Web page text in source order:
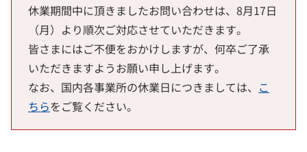
休業期間中に頂きましたお問い合わせは、8月17日
（月）より順次ご対応させていただきます。
皆さまにはご不便をおかけしますが、何卒ご了承
いただきますようお願い申し上げます。
なお、国内各事業所の休業日につきましては、 こ
ちらをご覧ください。